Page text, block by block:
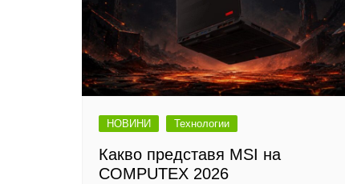
НОВИНИ Технологии
Какво представя MSI на
COMPUTEX 2026